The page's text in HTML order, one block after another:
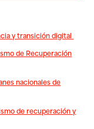
y transición digital
de Recuperación
nacionales de
de recuperación y